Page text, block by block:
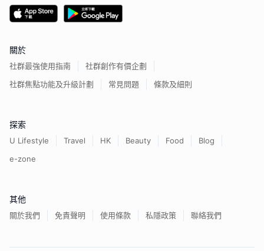
關於
社群最強使用指南
社群創作有價企劃
社群焦點功能及升級計劃
常見問題 條款及細則
探索
U Lifestyle Travel HK Beauty Food
Blog
e-zone
其他
關於我們 免責聲明 使用條款 私隱政策 聯絡我們